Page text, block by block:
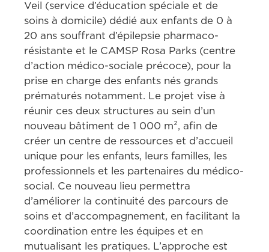
Veil (service d’éducation spéciale et de
soins à domicile) dédié aux enfants de 0 à
20 ans souffrant d’épilepsie pharmaco-
résistante et le CAMSP Rosa Parks (centre
d’action médico-sociale précoce), pour la
prise en charge des enfants nés grands
prématurés notamment. Le projet vise à
réunir ces deux structures au sein d’un
nouveau bâtiment de 1 000 m², afin de
créer un centre de ressources et d’accueil
unique pour les enfants, leurs familles, les
professionnels et les partenaires du médico-
social. Ce nouveau lieu permettra
d’améliorer la continuité des parcours de
soins et d’accompagnement, en facilitant la
coordination entre les équipes et en
mutualisant les pratiques. L’approche est